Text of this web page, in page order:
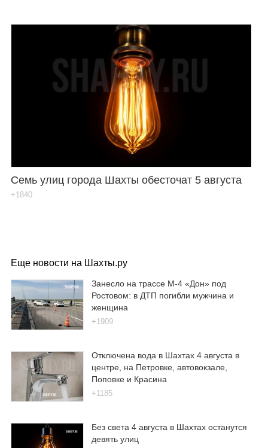
Семь улиц города Шахты обесточат 5 августа
+1840
Еще новости на Шахты.ру
Занесло на трассе М-4 «Дон» под
Ростовом: в ДТП погибли мужчина и
женщина
+1909
Отключена вода в Шахтах 4 августа в
центре, на Петровке, автовокзале,
Поповке и Красина
+1185
Без света 4 августа в Шахтах останутся
девять улиц